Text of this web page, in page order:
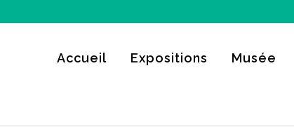
Accueil Expositions Musée